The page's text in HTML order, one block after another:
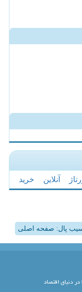
آنلاین خرید
پال: صفحه اصلی
دنیای اقتصاد